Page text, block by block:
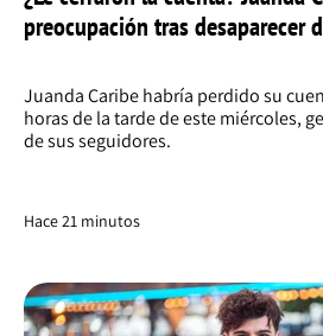
preocupación tras desaparecer
Juanda Caribe habría perdido su
horas de la tarde de este miércoles,
de sus seguidores.
Hace 21 minutos